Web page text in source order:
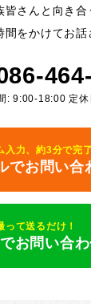
皆さんと向き合
間をかけてお話
: 9:00-18:00 定休
入力、約3分で完了
でお問い合
って送るだけ！
お問い合